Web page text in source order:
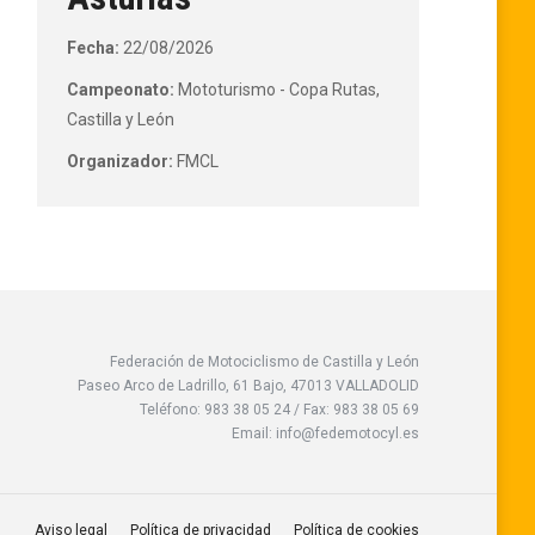
Fecha: 22/08/2026
Campeonato: Mototurismo - Copa Rutas,
Castilla y León
Organizador: FMCL
Federación de Motociclismo de Castilla y León
Paseo Arco de Ladrillo, 61 Bajo, 47013 VALLADOLID
Teléfono: 983 38 05 24 / Fax: 983 38 05 69
Email: info@fedemotocyl.es
Aviso legal Política de privacidad Política de cookies